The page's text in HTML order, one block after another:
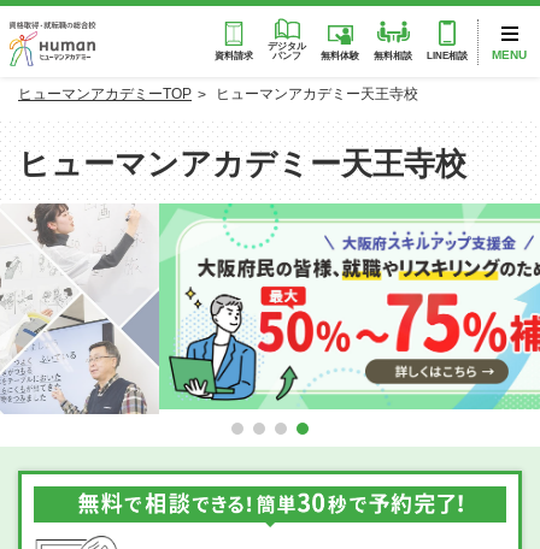
資料請求
デジタル
パンフ
無料体験 無料相談 LINE相談 MENU
ヒューマンアカデミーTOP ヒューマンアカデミー天王寺校
ヒューマンアカデミー天王寺校